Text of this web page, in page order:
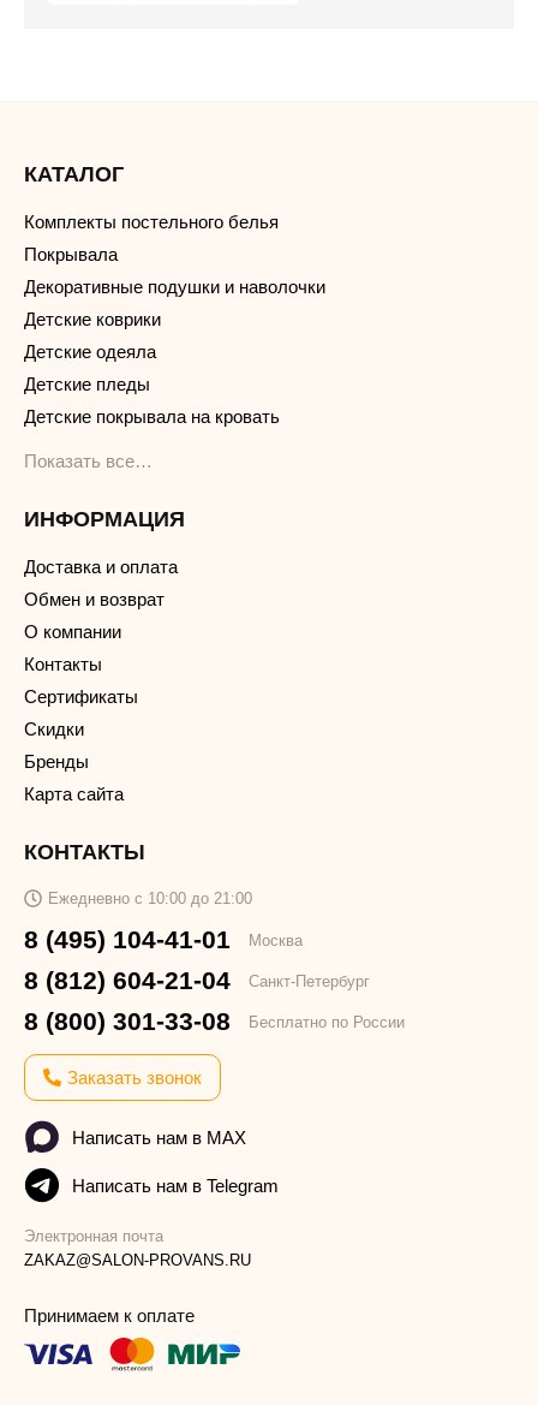
КАТАЛОГ
Комплекты постельного белья
Покрывала
Декоративные подушки и наволочки
Детские коврики
Детские одеяла
Детские пледы
Детские покрывала на кровать
Показать все…
ИНФОРМАЦИЯ
Доставка и оплата
Обмен и возврат
О компании
Контакты
Сертификаты
Скидки
Бренды
Карта сайта
КОНТАКТЫ
Ежедневно с 10:00 до 21:00
8 (495) 104-41-01 Москва
8 (812) 604-21-04 Санкт-Петербург
8 (800) 301-33-08 Бесплатно по России
Заказать звонок
Написать нам в MAX
Написать нам в Telegram
Электронная почта
ZAKAZ@SALON-PROVANS.RU
Принимаем к оплате